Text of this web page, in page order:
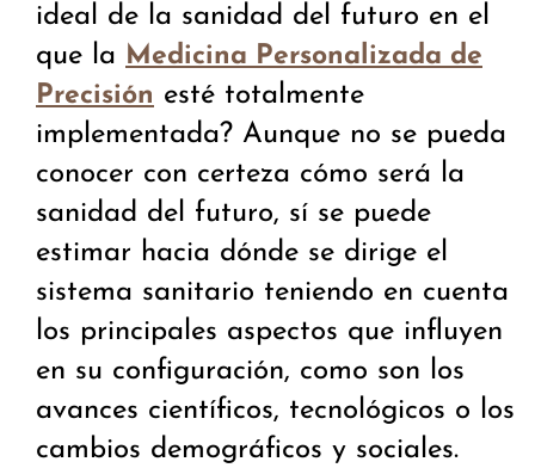
ideal de la sanidad del futuro en el
que la Medicina Personalizada de
Precisión esté totalmente
implementada? Aunque no se pueda
conocer con certeza cómo será la
sanidad del futuro, sí se puede
estimar hacia dónde se dirige el
sistema sanitario teniendo en cuenta
los principales aspectos que influyen
en su configuración, como son los
avances científicos, tecnológicos o los
cambios demográficos y sociales.